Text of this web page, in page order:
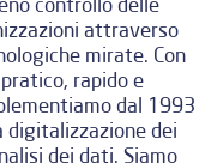
attraverso
mirate. Con
rapido e
dal 1993
digitalizzazione dei
dei dati. Siamo